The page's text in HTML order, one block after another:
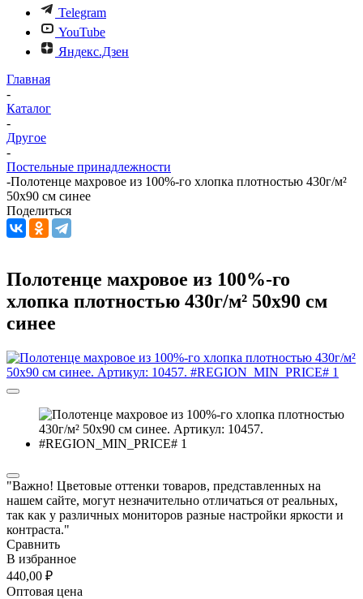
Telegram
YouTube
Яндекс.Дзен
Главная
-
Каталог
-
Другое
-
Постельные принадлежности
-Полотенце махровое из 100%-го хлопка плотностью 430г/м²
50x90 см синее
Поделиться
Полотенце махровое из 100%-го
хлопка плотностью 430г/м² 50x90 см
синее
"Важно! Цветовые оттенки товаров, представленных на
нашем сайте, могут незначительно отличаться от реальных,
так как у различных мониторов разные настройки яркости и
контраста."
Сравнить
В избранное
440,00 ₽
Оптовая цена